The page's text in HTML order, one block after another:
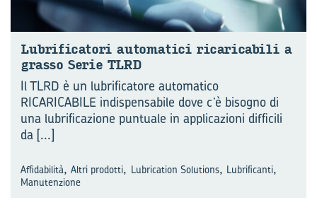
Lu­bri­fi­ca­to­ri au­to­ma­ti­ci ri­ca­ri­ca­bi­li a
gras­so Serie TLRD
Il TLRD è un lubrificatore automatico
RICARICABILE indispensabile dove c’è bisogno di
una lubrificazione puntuale in applicazioni difficili
da [...]
Affidabilità, Altri prodotti, Lubrication Solutions, Lubrificanti,
Manutenzione